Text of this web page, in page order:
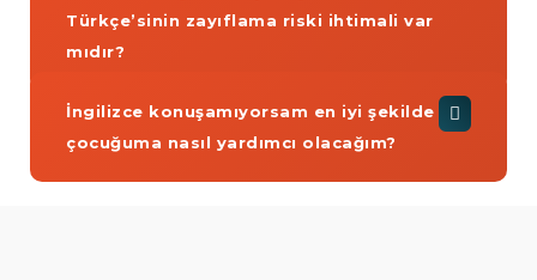
Türkçe’sinin zayıflama riski ihtimali var
mıdır?
İngilizce konuşamıyorsam en iyi şekilde
çocuğuma nasıl yardımcı olacağım?